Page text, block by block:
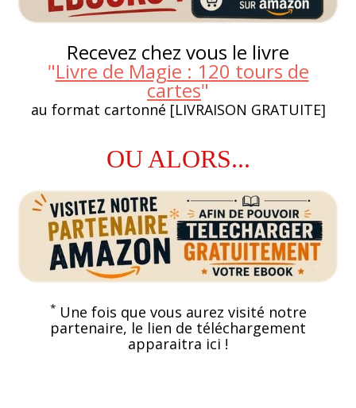
Recevez chez vous le livre
"Livre de Magie : 120 tours de
cartes"
au format cartonné [LIVRAISON GRATUITE]
OU ALORS...
*Une fois que vous aurez visité notre
partenaire, le lien de téléchargement
apparaitra ici !